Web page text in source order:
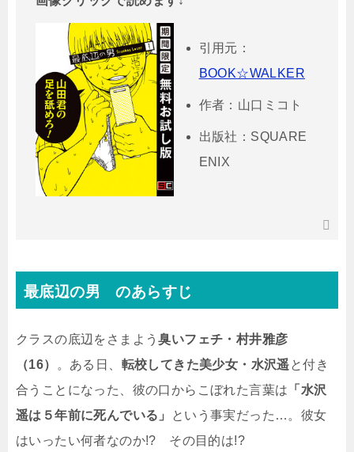
引用元：
BOOK☆WALKER
作者：山口ミコト
出版社：SQUARE
ENIX
最底辺の男 のあらすじ
クラスの底辺をさまよう臭いフェチ・村井雅彦
（16）
。ある日、 転校してきた美少女・水沢遥と付き
合うことになった、彼の口からこぼれた言葉は 「水沢
遥は５年前に死んでいる」
という事実だった…。彼女
はいったい何者なのか!? その目的は!?